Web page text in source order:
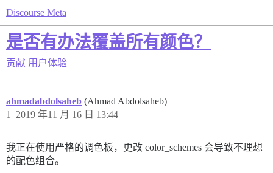
Discourse Meta
是否有办法覆盖所有颜色？
贡献 用户体验
ahmadabdolsaheb (Ahmad Abdolsaheb)
2019 年11 月 16 日 13:44
1
我正在使用严格的调色板，更改 color_schemes 会导致不理想
的配色组合。